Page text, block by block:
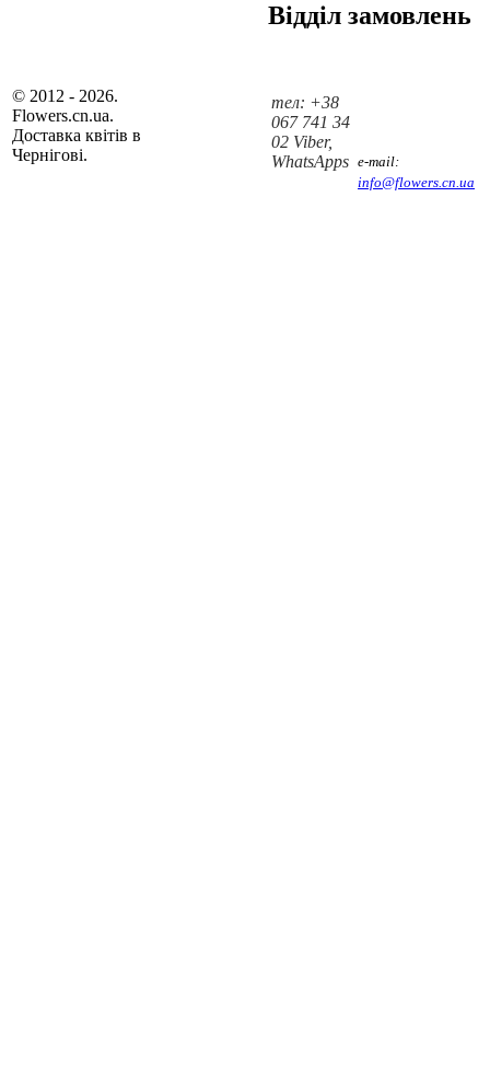
© 2012 - 2026.
Flowers.cn.ua.
Доставка квітів в
Чернігові.
Відділ замовлень
тел: +38
067 741 34
02 Viber,
WhatsApps e-mail:
info@flowers.cn.ua